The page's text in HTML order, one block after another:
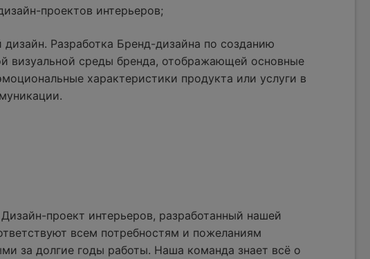
проектов интерьеров;
Разработка Бренд-дизайна по созданию
визуальной среды бренда, отображающей основные
характеристики продукта или услуги в
проект интерьеров, разработанный нашей
всем потребностям и пожеланиям
за долгие годы работы. Наша команда знает всё о